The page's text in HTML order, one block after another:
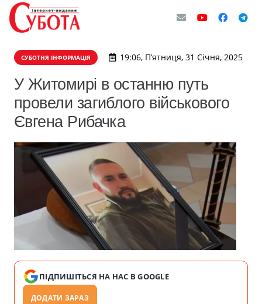
СУБОТНЯ ІНФОРМАЦІЯ 19:06, П’ятниця, 31 Січня, 2025
У Житомирі в останню путь
провели загиблого військового
Євгена Рибачка
ПІДПИШІТЬСЯ НА НАС В GOOGLE
ДОДАТИ ЗАРАЗ